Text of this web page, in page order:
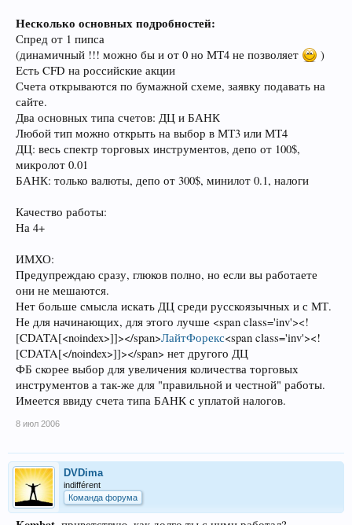
Несколько основных подробностей:
Спред от 1 пипса
(динамичный !!! можно бы и от 0 но МТ4 не позволяет
)
Есть CFD на российские акции
Счета открываются по бумажной схеме, заявку подавать на
сайте.
Два основных типа счетов: ДЦ и БАНК
Любой тип можно открыть на выбор в МТ3 или МТ4
ДЦ: весь спектр торговых инструментов, депо от 100$,
микролот 0.01
БАНК: только валюты, депо от 300$, минилот 0.1, налоги
Качество работы:
На 4+
ИМХО:
Предупреждаю сразу, глюков полно, но если вы работаете
они не мешаются.
Нет больше смысла искать ДЦ среди русскоязычных и с МТ.
Не для начинающих, для этого лучше <span class='inv'><!
[CDATA[<noindex>]]></span>ЛайтФорекс<span class='inv'><!
[CDATA[</noindex>]]></span> нет другого ДЦ
ФБ скорее выбор для увеличения количества торговых
инструментов а так-же для "правильной и честной" работы.
Имеется ввиду счета типа БАНК с уплатой налогов.
8 июл 2006
DVDima
indifférent
Команда форума